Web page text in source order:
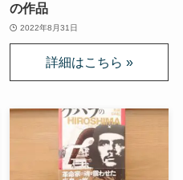
の作品
2022年8月31日